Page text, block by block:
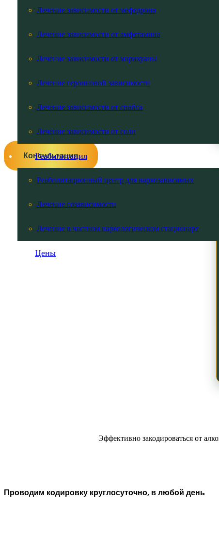
Лечение зависимости от мефедрона
Лечение зависимости от амфетамина
Лечение зависимости от марихуаны
Лечение героиновой зависимости
Лечение зависимости от спайса
Лечение зависимости от соли
Реабилитация
Реабилитационный центр для наркозависимых
Лечение созависимости
Лечение в частном наркологическом стационаре
Цены
Консультация
Эффективно закодироваться от
Проводим кодировку круглосуточно, в любой день